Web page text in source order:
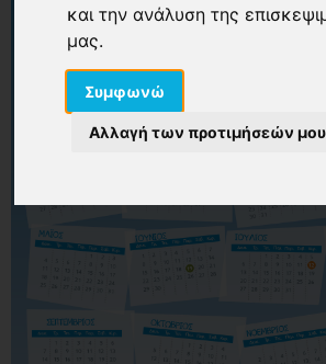
και την ανάλυση της
μας.
Συμφωνώ
Αλλαγή των προτιμήσεών μου